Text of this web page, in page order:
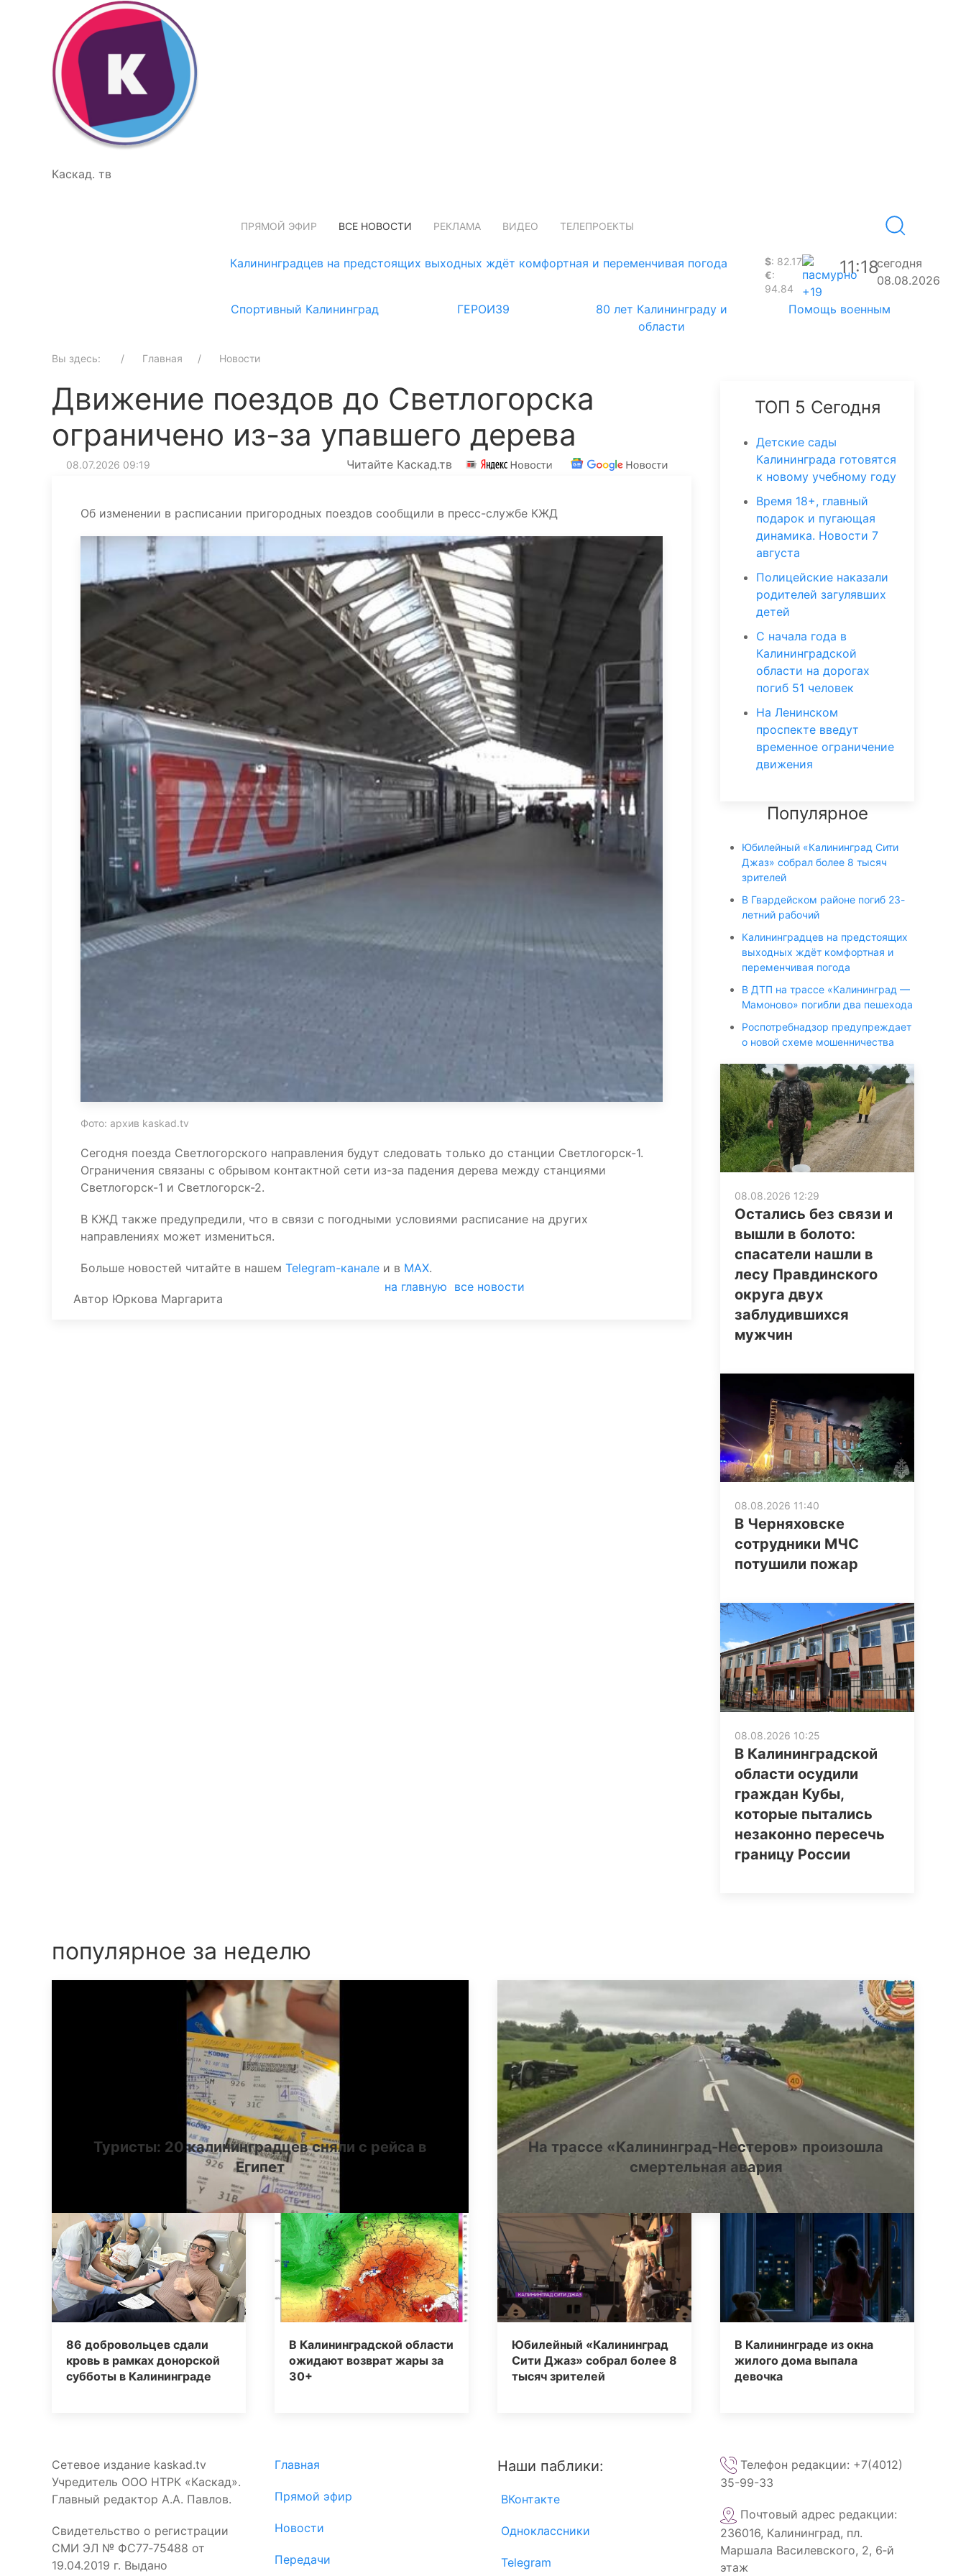
Каскад. тв
ПРЯМОЙ ЭФИР ВСЕ НОВОСТИ РЕКЛАМА ВИДЕО ТЕЛЕПРОЕКТЫ
Калининградцев на предстоящих выходных ждёт комфортная и переменчивая погода $: 82.17
€:
94.84
+19
11:18сегодня
08.08.2026
Спортивный Калининград
ГЕРОИ39
80 лет Калининграду и
области
Помощь военным
Вы здесь: Главная Новости
Движение поездов до Светлогорска
ограничено из-за упавшего дерева
08.07.2026 09:19 Читайте Каскад.тв
Об изменении в расписании пригородных поездов сообщили в пресс-службе КЖД
Фото: архив kaskad.tv
Сегодня поезда Светлогорского направления будут следовать только до станции Светлогорск-1.
Ограничения связаны с обрывом контактной сети из-за падения дерева между станциями
Светлогорск-1 и Светлогорск-2.
В КЖД также предупредили, что в связи с погодными условиями расписание на других
направлениях может измениться.
Больше новостей читайте в нашем Telegram-канале и в MAX.
Автор Юркова Маргарита
на главную все новости
ТОП 5 Сегодня
Детские сады
Калининграда готовятся
к новому учебному году
Время 18+, главный
подарок и пугающая
динамика. Новости 7
августа
Полицейские наказали
родителей загулявших
детей
С начала года в
Калининградской
области на дорогах
погиб 51 человек
На Ленинском
проспекте введут
временное ограничение
движения
Популярное
Юбилейный «Калининград Сити
Джаз» собрал более 8 тысяч
зрителей
В Гвардейском районе погиб 23-
летний рабочий
Калининградцев на предстоящих
выходных ждёт комфортная и
переменчивая погода
В ДТП на трассе «Калининград —
Мамоново» погибли два пешехода
Роспотребнадзор предупреждает
о новой схеме мошенничества
08.08.2026 12:29
Остались без связи и
вышли в болото:
спасатели нашли в
лесу Правдинского
округа двух
заблудившихся
мужчин
08.08.2026 11:40
В Черняховске
сотрудники МЧС
потушили пожар
08.08.2026 10:25
В Калининградской
области осудили
граждан Кубы,
которые пытались
незаконно пересечь
границу России
популярное за неделю
Туристы: 20 калининградцев сняли с рейса в
Египет
На трассе «Калининград-Нестеров» произошла
смертельная авария
86 добровольцев сдали
кровь в рамках донорской
субботы в Калининграде
В Калининградской области
ожидают возврат жары за
30+
Юбилейный «Калининград
Сити Джаз» собрал более 8
тысяч зрителей
В Калининграде из окна
жилого дома выпала
девочка
Сетевое издание kaskad.tv
Учредитель ООО НТРК «Каскад».
Главный редактор А.А. Павлов.
Свидетельство о регистрации
СМИ ЭЛ № ФС77‑75488 от
19.04.2019 г. Выдано
Главная
Прямой эфир
Новости
Передачи
Наши паблики:
ВКонтакте
Одноклассники
Telegram
Телефон редакции: +7(4012)
35-99-33
Почтовый адрес редакции:
236016, Калининград, пл.
Маршала Василевского, 2, 6‑й
этаж